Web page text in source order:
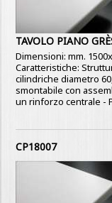
TAVOLO PIANO
Dimensioni: mm.
Caratteristiche:
cilindriche diametro
smontabile con
un rinforzo centrale -
CP18007